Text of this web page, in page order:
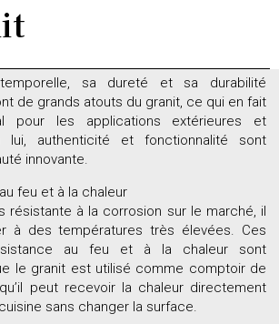
sa dureté et sa durabilité
de grands atouts du granit, ce qui en fait
pour les applications extérieures et
lui, authenticité et fonctionnalité sont
innovante.
feu et à la chaleur
résistante à la corrosion sur le marché, il
à des températures très élevées. Ces
au feu et à la chaleur sont
le granit est utilisé comme comptoir de
peut recevoir la chaleur directement
sans changer la surface.